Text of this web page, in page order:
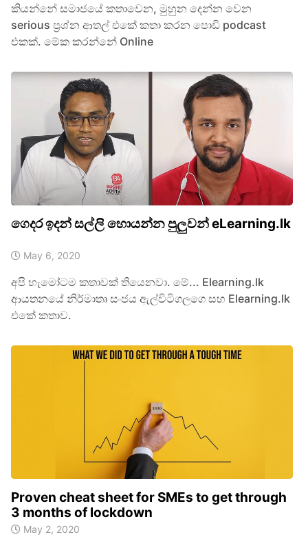
කියන්නේ සමාජයේ කතාවෙන, මුහුන දෙන්න වෙන
serious ප්‍රශ්න ආතල් එකේ කතා කරන පොඩි podcast
එකක්. මේක කරන්නේ Online
ගෙදර ඉදන් සල්ලි හොයන්න පුලුවන් eLearning.lk
May 6, 2020
අපි හැමෝටම කතාවක් තියෙනවා. මේ... Elearning.lk
ආයතනයේ නිර්මාතෘ සංජය ඇල්විටිගලගෙ සහ Elearning.lk
එකේ කතාව.
Proven cheat sheet for SMEs to get through
3 months of lockdown
May 2, 2020